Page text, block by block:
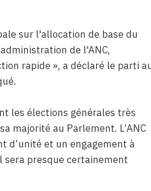
sur l'allocation de base du
de l'ANC,
rapide », a déclaré le parti
les élections générales très
majorité au Parlement. L’ANC
d’unité et un engagement à
presque certainement